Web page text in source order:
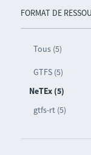
FORMAT DE
Tous (5)
GTFS (5)
NeTEx (5)
gtfs-rt (5)